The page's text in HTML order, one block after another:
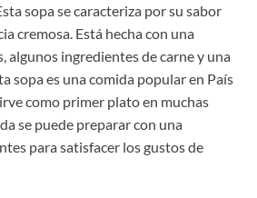
sopa se caracteriza por su sabor
cremosa. Está hecha con una
algunos ingredientes de carne y una
sopa es una comida popular en País
como primer plato en muchas
se puede preparar con una
para satisfacer los gustos de